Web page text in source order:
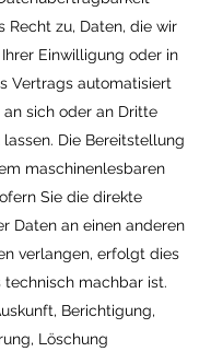
Recht zu, Daten, die wir
Einwilligung oder in
Vertrags automatisiert
an sich oder an Dritte
Die Bereitstellung
maschinenlesbaren
Sie die direkte
Daten an einen anderen
verlangen, erfolgt dies
technisch machbar ist.
Berichtigung,
Löschung